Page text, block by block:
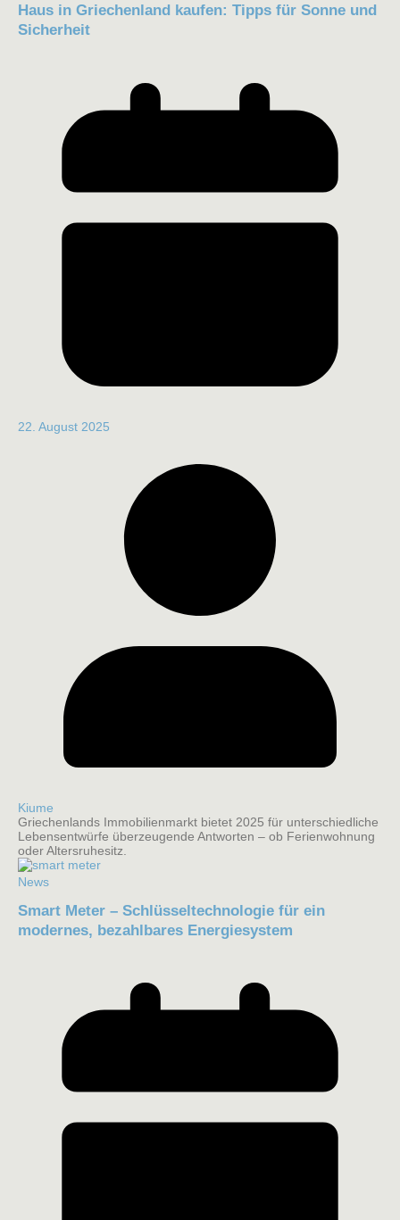
Haus in Griechenland kaufen: Tipps für Sonne und
Sicherheit
22. August 2025
Kiume
Griechenlands Immobilienmarkt bietet 2025 für unterschiedliche
Lebensentwürfe überzeugende Antworten – ob Ferienwohnung
oder Altersruhesitz.
News
Smart Meter – Schlüsseltechnologie für ein
modernes, bezahlbares Energiesystem